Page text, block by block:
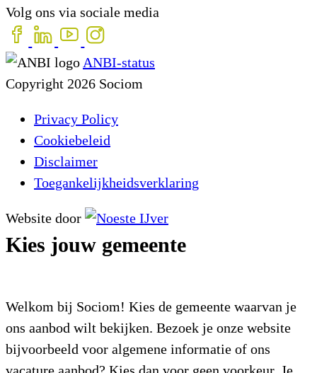
Volg ons via sociale media
ANBI-status
Copyright 2026 Sociom
Privacy Policy
Cookiebeleid
Disclaimer
Toegankelijkheidsverklaring
Website door
Kies jouw gemeente
Welkom bij Sociom! Kies de gemeente waarvan je
ons aanbod wilt bekijken. Bezoek je onze website
bijvoorbeeld voor algemene informatie of ons